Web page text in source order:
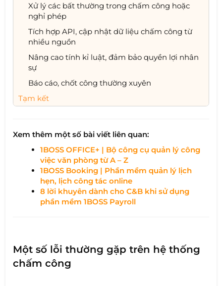
Xử lý các bất thường trong chấm công hoặc
nghỉ phép
Tích hợp API, cập nhật dữ liệu chấm công từ
nhiều nguồn
Nâng cao tính kỉ luật, đảm bảo quyền lợi nhân
sự
Báo cáo, chốt công thường xuyên
Tạm kết
Xem thêm một số bài viết liên quan:
1BOSS OFFICE+ | Bộ công cụ quản lý công
việc văn phòng từ A – Z
1BOSS Booking | Phần mềm quản lý lịch
hẹn, lịch công tác online
8 lời khuyên dành cho C&B khi sử dụng
phần mềm 1BOSS Payroll
Một số lỗi thường gặp trên hệ thống
chấm công